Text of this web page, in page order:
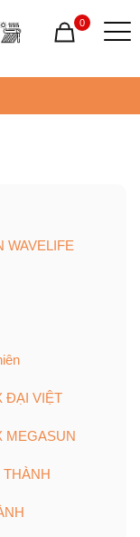
0
WAVELIFE
ĐẠI VIỆT
MEGASUN